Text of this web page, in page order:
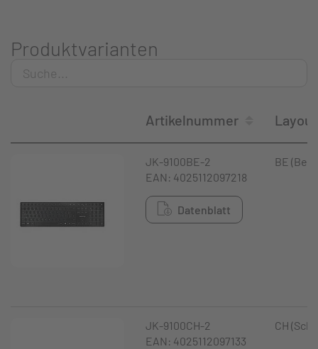
Produktvarianten
Artikelnummer Layout
JK-9100BE-2
EAN: 4025112097218
Datenblatt
BE
JK-9100CH-2
EAN: 4025112097133
CH